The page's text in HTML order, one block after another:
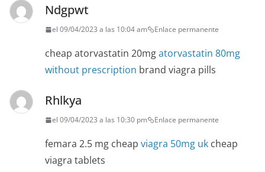
Ndgpwt
el 09/04/2023 a las 10:04 am Enlace permanente
cheap atorvastatin 20mgatorvastatin 80mg
without prescription brand viagra pills
Rhlkya
el 09/04/2023 a las 10:30 pm Enlace permanente
femara 2.5 mg cheap viagra 50mg uk cheap
viagra tablets